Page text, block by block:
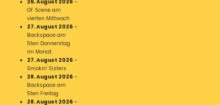
26. August 2026 –
OF Scene am
vierten Mittwoch
27. August 2026 –
Backspace am
5ten Donnerstag
im Monat.
27. August 2026 –
Smokin' Sisters
28. August 2026 –
Backspace am
5ten Freitag
28. August 2026 –